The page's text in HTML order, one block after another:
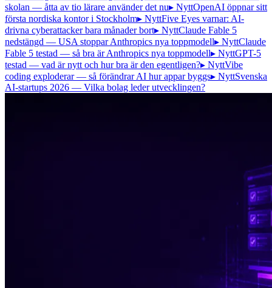
skolan — åtta av tio lärare använder det nu▸ NyttOpenAI öppnar sitt
första nordiska kontor i Stockholm▸ NyttFive Eyes varnar: AI-
drivna cyberattacker bara månader bort▸ NyttClaude Fable 5
nedstängd — USA stoppar Anthropics nya toppmodell▸ NyttClaude
Fable 5 testad — så bra är Anthropics nya toppmodell▸ NyttGPT-5
testad — vad är nytt och hur bra är den egentligen?▸ NyttVibe
coding exploderar — så förändrar AI hur appar byggs▸ NyttSvenska
AI-startups 2026 — Vilka bolag leder utvecklingen?